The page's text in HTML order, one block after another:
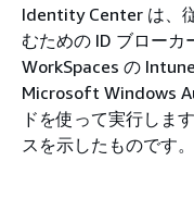
Identity Center は、
むための ID ブローカ
WorkSpaces の
Microsoft Windows
ドを使って実行しま
スを示したものです。